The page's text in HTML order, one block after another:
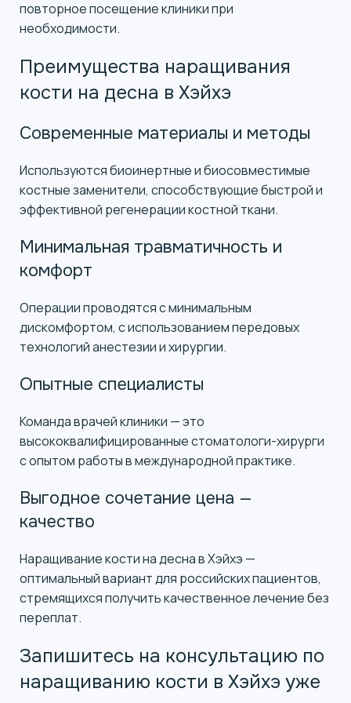
повторное посещение клиники при
необходимости.
Преимущества наращивания
кости на десна в Хэйхэ
Современные материалы и методы
Используются биоинертные и биосовместимые
костные заменители, способствующие быстрой и
эффективной регенерации костной ткани.
Минимальная травматичность и
комфорт
Операции проводятся с минимальным
дискомфортом, с использованием передовых
технологий анестезии и хирургии.
Опытные специалисты
Команда врачей клиники — это
высококвалифицированные стоматологи-хирурги
с опытом работы в международной практике.
Выгодное сочетание цена —
качество
Наращивание кости на десна в Хэйхэ —
оптимальный вариант для российских пациентов,
стремящихся получить качественное лечение без
переплат.
Запишитесь на консультацию по
наращиванию кости в Хэйхэ уже